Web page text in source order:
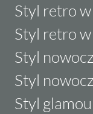
Styl retro w
Styl retro
Styl
Styl
Styl